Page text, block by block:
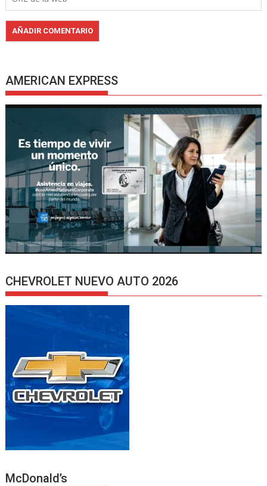
AMERICAN EXPRESS
CHEVROLET NUEVO AUTO 2026
McDonald’s